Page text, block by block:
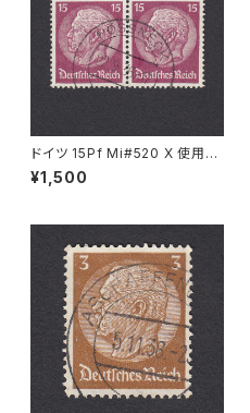
ドイツ 15Pf Mi#520 X 使用済
み切手｜PÖSSNECK 22.9.19
36
¥1,500